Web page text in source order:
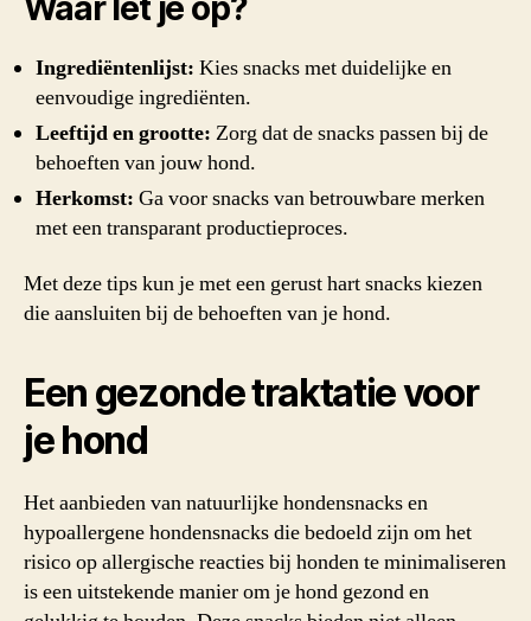
Ingrediëntenlijst: Kies snacks met duidelijke en
eenvoudige ingrediënten.
Leeftijd en grootte: Zorg dat de snacks passen bij de
behoeften van jouw hond.
Herkomst: Ga voor snacks van betrouwbare merken
met een transparant productieproces.
Met deze tips kun je met een gerust hart snacks kiezen
die aansluiten bij de behoeften van je hond.
Een gezonde traktatie voor
je hond
Het aanbieden van natuurlijke hondensnacks en
hypoallergene hondensnacks die bedoeld zijn om het
risico op allergische reacties bij honden te minimaliseren
is een uitstekende manier om je hond gezond en